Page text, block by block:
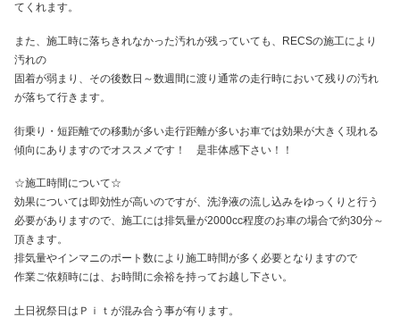
てくれます。
また、施工時に落ちきれなかった汚れが残っていても、RECSの施工により
汚れの
固着が弱まり、その後数日～数週間に渡り通常の走行時において残りの汚れ
が落ちて行きます。
街乗り・短距離での移動が多い走行距離が多いお車では効果が大きく現れる
傾向にありますのでオススメです！ 是非体感下さい！！
☆施工時間について☆
効果については即効性が高いのですが、洗浄液の流し込みをゆっくりと行う
必要がありますので、施工には排気量が2000cc程度のお車の場合で約30分～
頂きます。
排気量やインマニのポート数により施工時間が多く必要となりますので
作業ご依頼時には、お時間に余裕を持ってお越し下さい。
土日祝祭日はＰｉｔが混み合う事が有ります。